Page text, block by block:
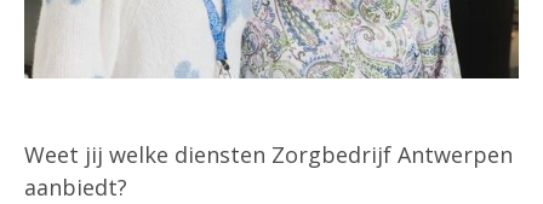
Weet jij welke diensten Zorgbedrijf Antwerpen
aanbiedt?